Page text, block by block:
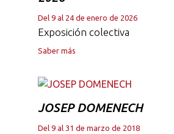
Del 9 al 24 de enero de 2026
Exposición colectiva
Saber más
JOSEP DOMENECH
Del 9 al 31 de marzo de 2018